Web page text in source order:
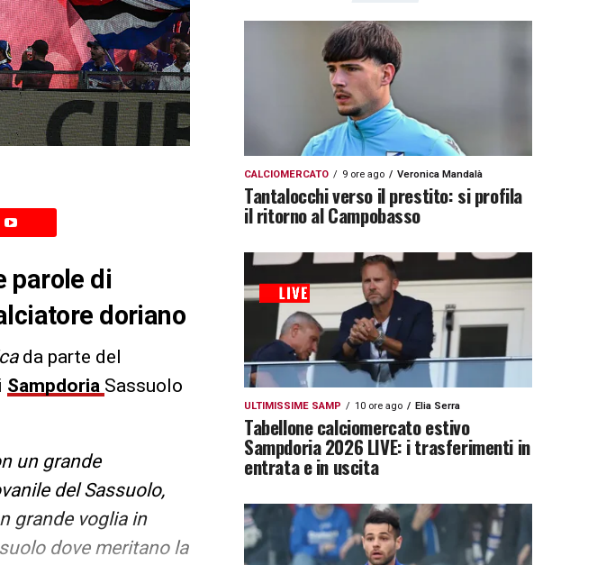
parole di
doriano
da parte del
Sampdoria Sassuolo
un grande
del Sassuolo,
grande voglia in
dove meritano la
CALCIOMERCATO 9 ore ago Veronica Mandalà
Tantalocchi verso il prestito: si profila
il ritorno al Campobasso
ULTIMISSIME SAMP 10 ore ago Elia Serra
Tabellone calciomercato estivo
Sampdoria 2026 LIVE: i trasferimenti in
entrata e in uscita